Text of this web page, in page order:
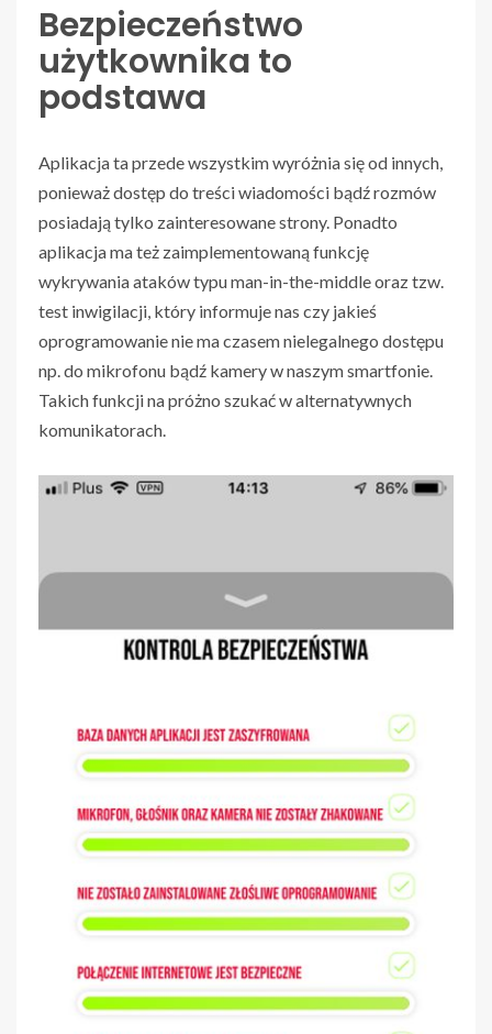
Bezpieczeństwo
użytkownika to
podstawa
Aplikacja ta przede wszystkim wyróżnia się od innych,
ponieważ dostęp do treści wiadomości bądź rozmów
posiadają tylko zainteresowane strony. Ponadto
aplikacja ma też zaimplementowaną funkcję
wykrywania ataków typu man-in-the-middle oraz tzw.
test inwigilacji, który informuje nas czy jakieś
oprogramowanie nie ma czasem nielegalnego dostępu
np. do mikrofonu bądź kamery w naszym smartfonie.
Takich funkcji na próżno szukać w alternatywnych
komunikatorach.